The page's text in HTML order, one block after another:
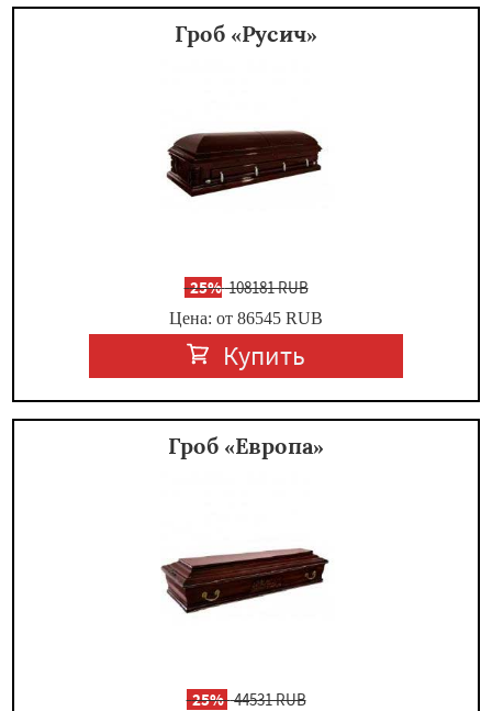
Гроб «Русич»
-25%108181 RUB
Цена: от 86545 RUB
Купить
Гроб «Европа»
-25%44531 RUB